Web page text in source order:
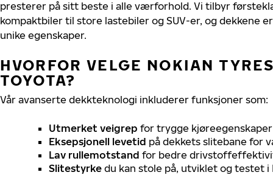
presterer på sitt beste i alle værforhold. Vi tilbyr
kompaktbiler til store lastebiler og SUV-er, og dekkene
unike egenskaper.
HVORFOR VELGE NOKIAN
TOYOTA?
Vår avanserte dekkteknologi inkluderer funksjoner som:
Utmerket veigrep for trygge
Eksepsjonell levetid på dekkets slitebane for
Lav rullemotstand for bedre
Slitestyrke du kan stole på, utviklet og testet i